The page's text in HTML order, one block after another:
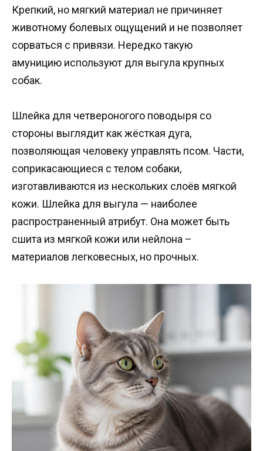
Крепкий, но мягкий материал не причиняет
животному болевых ощущений и не позволяет
сорваться с привязи. Нередко такую
амуницию используют для выгула крупных
собак.
Шлейка для четвероногого поводыря со
стороны выглядит как жёсткая дуга,
позволяющая человеку управлять псом. Части,
соприкасающиеся с телом собаки,
изготавливаются из нескольких слоёв мягкой
кожи. Шлейка для выгула — наиболее
распространенный атрибут. Она может быть
сшита из мягкой кожи или нейлона –
материалов легковесных, но прочных.